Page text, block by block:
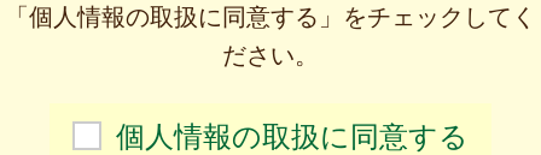
「個人情報の取扱に同意する」をチェックしてく
ださい。
個人情報の取扱に同意する